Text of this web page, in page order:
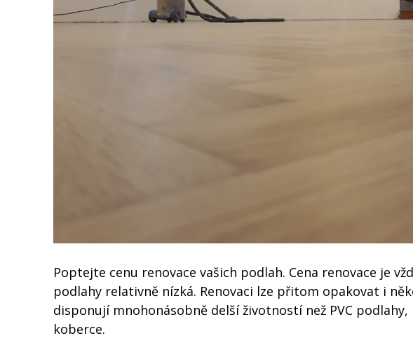
Poptejte cenu renovace vašich podlah. Cena renovace je
podlahy relativně nízká. Renovaci lze přitom opakovat i
disponují mnohonásobně delší životností než PVC
koberce.